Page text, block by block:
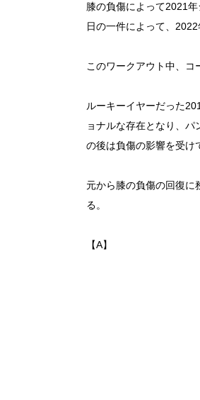
膝の負傷によって2021
日の一件によって、
このワークアウト中、コ
ルーキーイヤーだった
ョナルな存在となり、
の後は負傷の影響を受け
元から膝の負傷の回復に
る。
【A】